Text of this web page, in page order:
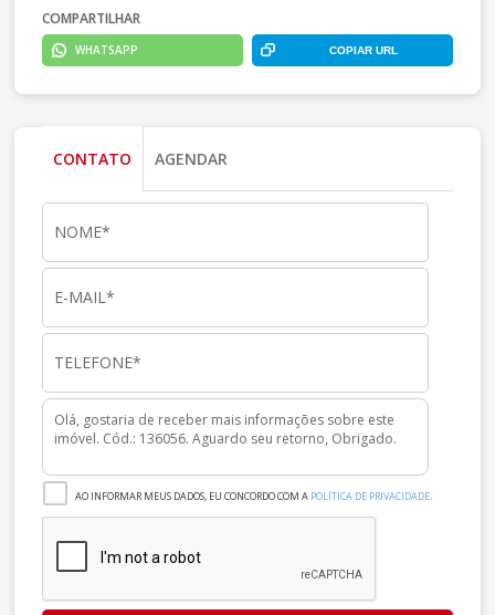
COMPARTILHAR
WHATSAPP COPIAR URL
CONTATO AGENDAR
AO INFORMAR MEUS DADOS, EU CONCORDO COM A POLÍTICA DE PRIVACIDADE.